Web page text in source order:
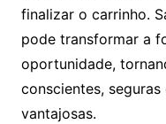
finalizar o carrinho.
pode transformar a
oportunidade,
conscientes,
vantajosas.